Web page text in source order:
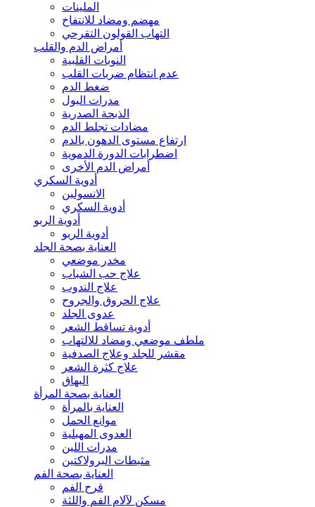
الملينات
مهضم ومضاد للانتفاخ
التهاب القولون التقرحي
أمراض الدم والقلب
النوبات القلبية
عدم انتظام ضربات القلب
ضغط الدم
مدرات البول
الذبحة الصدرية
مضادات تجلط الدم
ارتفاع مستوى الدهون بالدم
اضطرابات الدورة الدموية
أمراض الدم الأخرى
أدوية السكري
الانسولين
أدوية السكري
أدوية الربو
أدوية الربو
العناية بصحة الجلد
مخدر موضعي
علاج حب الشباب
علاج الندوب
علاج الحروق والجروح
عدوى الجلد
أدوية تساقط الشعر
ملطف موضعي ومضاد للالتهاب
مقشر للجلد وعلاج الصدفية
علاج كثرة الشعر
البهاق
العناية بصحة المرأة
العناية بالمرأة
موانع الحمل
العدوى المهبلية
مدرات اللبن
مثبطات البرولاكتين
العناية بصحة الفم
قرح الفم
مسكن لآلام الفم واللثة